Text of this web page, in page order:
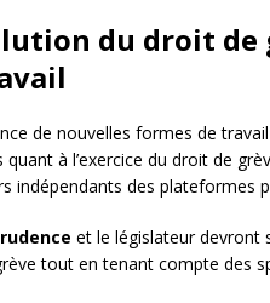
du droit
de nouvelles formes de
quant à l’exercice du droit de
indépendants des plateformes
et le législateur devront
tout en tenant compte des